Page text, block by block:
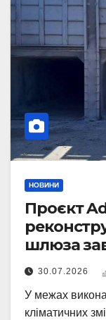
НОВИНИ
Проєкт
шлюза
30.07.2026
У межах
кліматичних